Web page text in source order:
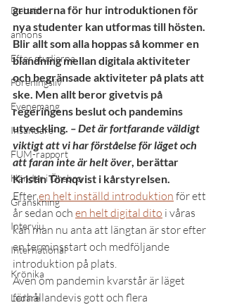
Debatt
annons
Efter studierna
Föreningsliv
Evenemang
Insändare
FUM-rapport
Händer i Örebro
Granskning
Intervju
International
Krönika
Ledare
grunderna för hur introduktionen för
nya studenter kan utformas till hösten.
Blir allt som alla hoppas så kommer en
blandning mellan digitala aktiviteter
och begränsade aktiviteter på plats att
ske. Men allt beror givetvis på
regeringens beslut och pandemins
utveckling. – Det är fortfarande väldigt
viktigt att vi har förståelse för läget och
att faran inte är helt över, berättar
Kristin Törnqvist i kårstyrelsen.
Efter en helt inställd introduktion för ett
år sedan och en helt digital dito i våras
kan man nu anta att längtan är stor efter
en terminsstart och medföljande
introduktion på plats.
Även om pandemin kvarstår är läget
förhållandevis gott och flera